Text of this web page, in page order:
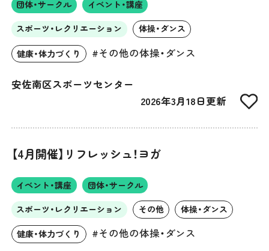
団体・サークル イベント・講座
スポーツ・レクリエーション 体操・ダンス
健康・体力づくり #その他の体操・ダンス
安佐南区スポーツセンター
2026年3月18日更新
【4月開催】リフレッシュ！ヨガ
イベント・講座 団体・サークル
スポーツ・レクリエーション その他 体操・ダンス
健康・体力づくり #その他の体操・ダンス